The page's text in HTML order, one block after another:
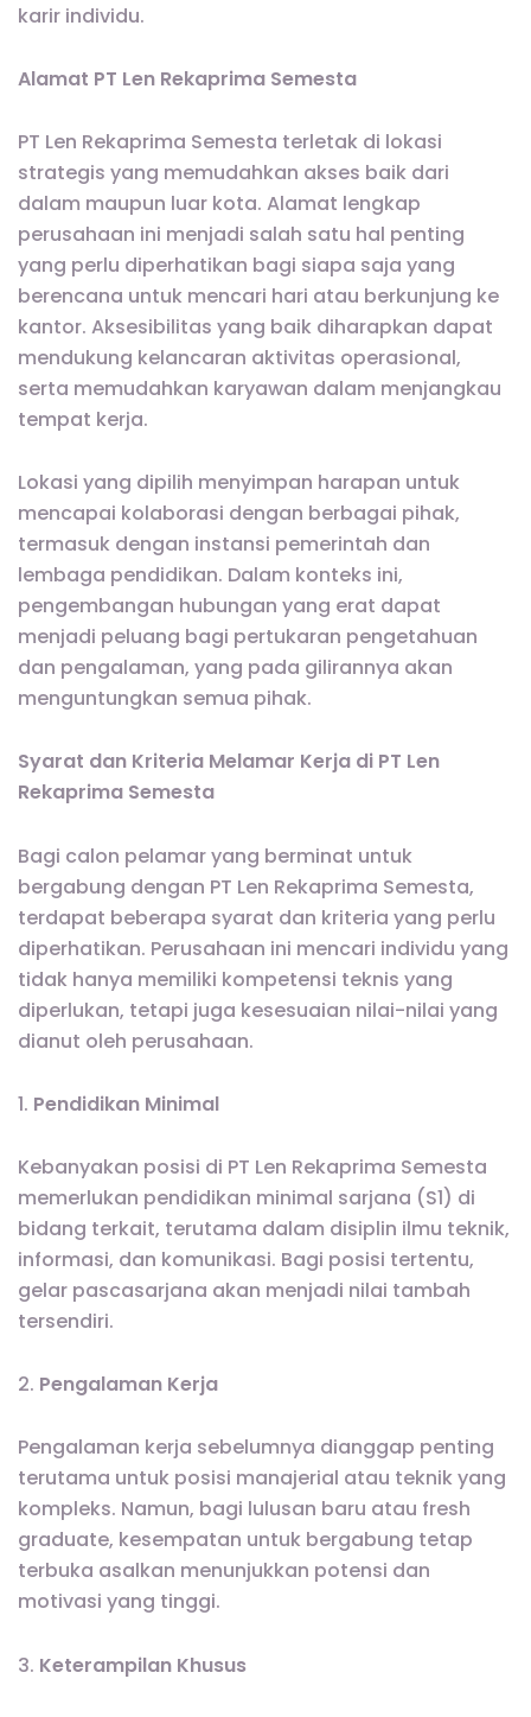
karir individu.
Alamat PT Len Rekaprima Semesta
PT Len Rekaprima Semesta terletak di lokasi
strategis yang memudahkan akses baik dari
dalam maupun luar kota. Alamat lengkap
perusahaan ini menjadi salah satu hal penting
yang perlu diperhatikan bagi siapa saja yang
berencana untuk mencari hari atau berkunjung ke
kantor. Aksesibilitas yang baik diharapkan dapat
mendukung kelancaran aktivitas operasional,
serta memudahkan karyawan dalam menjangkau
tempat kerja.
Lokasi yang dipilih menyimpan harapan untuk
mencapai kolaborasi dengan berbagai pihak,
termasuk dengan instansi pemerintah dan
lembaga pendidikan. Dalam konteks ini,
pengembangan hubungan yang erat dapat
menjadi peluang bagi pertukaran pengetahuan
dan pengalaman, yang pada gilirannya akan
menguntungkan semua pihak.
Syarat dan Kriteria Melamar Kerja di PT Len
Rekaprima Semesta
Bagi calon pelamar yang berminat untuk
bergabung dengan PT Len Rekaprima Semesta,
terdapat beberapa syarat dan kriteria yang perlu
diperhatikan. Perusahaan ini mencari individu yang
tidak hanya memiliki kompetensi teknis yang
diperlukan, tetapi juga kesesuaian nilai-nilai yang
dianut oleh perusahaan.
1. Pendidikan Minimal
Kebanyakan posisi di PT Len Rekaprima Semesta
memerlukan pendidikan minimal sarjana (S1) di
bidang terkait, terutama dalam disiplin ilmu teknik,
informasi, dan komunikasi. Bagi posisi tertentu,
gelar pascasarjana akan menjadi nilai tambah
tersendiri.
2. Pengalaman Kerja
Pengalaman kerja sebelumnya dianggap penting
terutama untuk posisi manajerial atau teknik yang
kompleks. Namun, bagi lulusan baru atau fresh
graduate, kesempatan untuk bergabung tetap
terbuka asalkan menunjukkan potensi dan
motivasi yang tinggi.
3. Keterampilan Khusus